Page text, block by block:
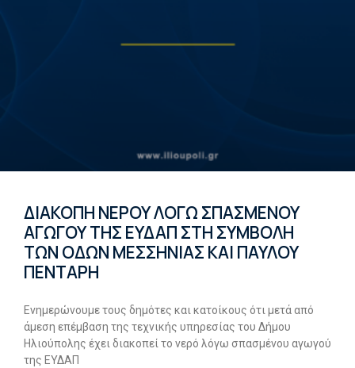
ΔΙΑΚΟΠΗ ΝΕΡΟΥ ΛΟΓΩ ΣΠΑΣΜΕΝΟΥ
ΑΓΩΓΟΥ ΤΗΣ ΕΥΔΑΠ ΣΤΗ ΣΥΜΒΟΛΗ
ΤΩΝ ΟΔΩΝ ΜΕΣΣΗΝΙΑΣ ΚΑΙ ΠΑΥΛΟΥ
ΠΕΝΤΑΡΗ
Ενημερώνουμε τους δημότες και κατοίκους ότι μετά από
άμεση επέμβαση της τεχνικής υπηρεσίας του Δήμου
Ηλιούπολης έχει διακοπεί το νερό λόγω σπασμένου αγωγού
της ΕΥΔΑΠ